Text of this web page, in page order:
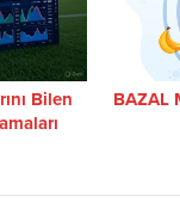
Bilen
BAZAL